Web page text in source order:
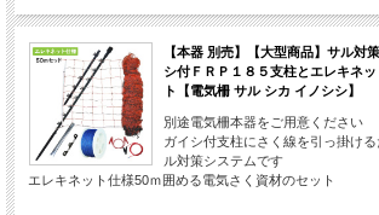
【本器 別売】【大型商品】サル対
シ付ＦＲＰ１８５支柱とエレキネ
ト【電気柵 サル シカ イノシシ】
別途電気柵本器をご用意ください
ガイシ付支柱にさく線を引っ掛け
ル対策システムです
エレキネット仕様50ｍ囲める電気さく資材のセット